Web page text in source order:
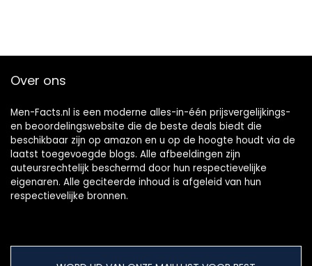
Over ons
Men-Facts.nl is een moderne alles-in-één prijsvergelijkings-
en beoordelingswebsite die de beste deals biedt die
beschikbaar zijn op amazon en u op de hoogte houdt via de
laatst toegevoegde blogs. Alle afbeeldingen zijn
auteursrechtelijk beschermd door hun respectievelijke
eigenaren. Alle geciteerde inhoud is afgeleid van hun
respectievelijke bronnen.